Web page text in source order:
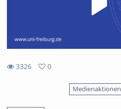
3326
0
Medienaktionen